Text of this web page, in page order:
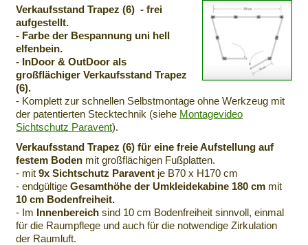
Verkaufsstand Trapez (6) - frei
aufgestellt.
- Farbe der Bespannung uni hell
elfenbein.
- InDoor & OutDoor als
großflächiger Verkaufsstand Trapez
(6).
- Komplett zur schnellen Selbstmontage ohne Werkzeug mit
der patentierten Stecktechnik (siehe Montagevideo
Sichtschutz Paravent).
Verkaufsstand Trapez (6) für eine freie Aufstellung auf
festem Boden mit großflächigen Fußplatten.
- mit 9x Sichtschutz Paravent je B70 x H170 cm
- endgültige Gesamthöhe der Umkleidekabine 180 cm mit
10 cm Bodenfreiheit.
- Im Innenbereich sind 10 cm Bodenfreiheit sinnvoll, einmal
für die Raumpflege und auch für die notwendige Zirkulation
der Raumluft.